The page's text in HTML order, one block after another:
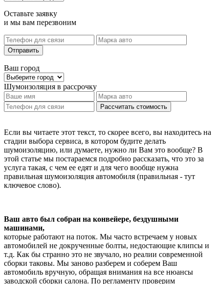
Оставьте заявку
и мы вам перезвоним
Отправить
Ваш город
Шумоизоляция в рассрочку
Рассчитать стоимость
Если вы читаете этот текст, то скорее всего, вы находитесь на
стадии выбора сервиса, в котором будите делать
шумоизоляцию, или думаете, нужно ли Вам это вообще? В
этой статье мы постараемся подробно рассказать, что это за
услуга такая, с чем ее едят и для чего вообще нужна
правильная шумоизоляция автомобиля (правильная - тут
ключевое слово).
Ваш авто был собран на конвейере, бездушными
машинами,
которые работают на поток. Мы часто встречаем у новых
автомобилей не докрученные болты, недостающие клипсы и
т.д. Как бы странно это не звучало, но реалии современной
сборки таковы. Мы заново разберем и соберем Ваш
автомобиль вручную, обращая внимания на все нюансы
заводской сборки салона. По регламенту проверим